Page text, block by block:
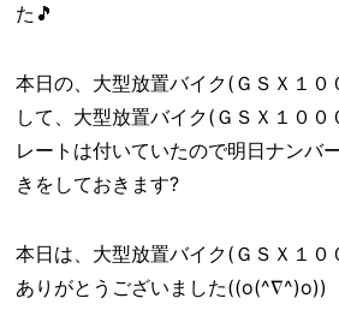
た🎵
本日の、大型放置バイク(ＧＳＸ１０
して、大型放置バイク(ＧＳＸ１０
レートは付いていたので明日ナンバ
きをしておきます?
本日は、大型放置バイク(ＧＳＸ１
ありがとうございました((o(^∇^)o))